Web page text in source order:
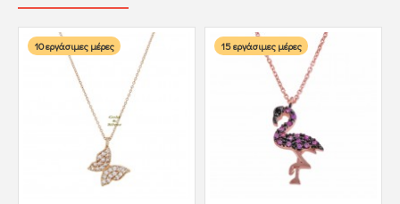
10 εργάσιμες μέρες 15 εργάσιμες μέρες